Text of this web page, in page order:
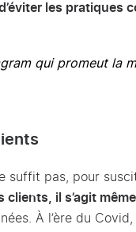
les pratiques
qui promeut la
suffit pas, pour
clients, il s’agit
À l’ère du